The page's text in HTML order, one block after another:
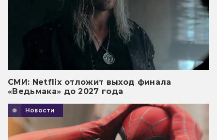
СМИ: Netflix отложит выход финала
«Ведьмака» до 2027 года
Новости